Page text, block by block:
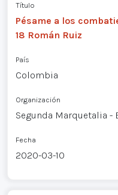
Título
Pésame a los
18 Román Ruiz
País
Colombia
Organización
Segunda Marquetalia -
Fecha
2020-03-10